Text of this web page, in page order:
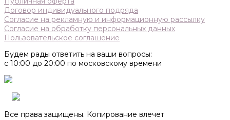
Договор индивидуального подряда
Согласие на рекламную и информационную рассылку
Согласие на обработку персональных данных
Пользовательское соглашение
Будем рады ответить на ваши вопросы:
с 10:00 до 20:00 по московскому времени
Все права защищены. Копирование влечет